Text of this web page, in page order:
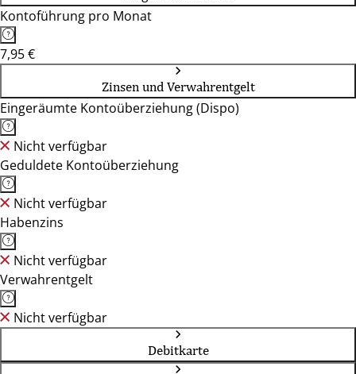
Kontoführung pro Monat
7,95 €
Zinsen und Verwahrentgelt
Eingeräumte Kontoüberziehung (Dispo)
Nicht verfügbar
Geduldete Kontoüberziehung
Nicht verfügbar
Habenzins
Nicht verfügbar
Verwahrentgelt
Nicht verfügbar
Debitkarte